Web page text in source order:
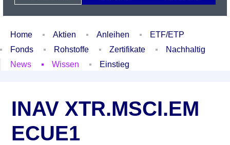
Home Aktien Anleihen
ETF/ETP
Fonds
Rohstoffe Zertifikate
Nachhaltig
News
Wissen Einstieg
INAV XTR.MSCI.EM
ECUE1